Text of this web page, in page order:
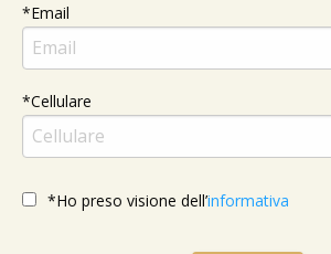
*Email
*Cellulare
*Ho preso visione dell’informativa